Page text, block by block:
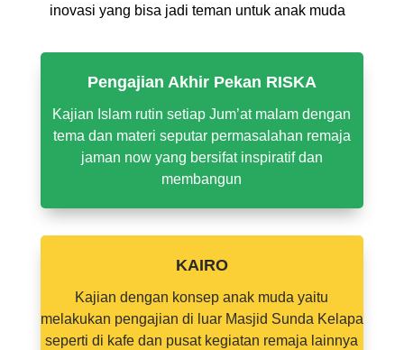
inovasi yang bisa jadi teman untuk anak muda
Pengajian Akhir Pekan RISKA
Kajian Islam rutin setiap Jum’at malam dengan
tema dan materi seputar permasalahan remaja
jaman now yang bersifat inspiratif dan
membangun
KAIRO
Kajian dengan konsep anak muda yaitu
melakukan pengajian di luar Masjid Sunda Kelapa
seperti di kafe dan pusat kegiatan remaja lainnya